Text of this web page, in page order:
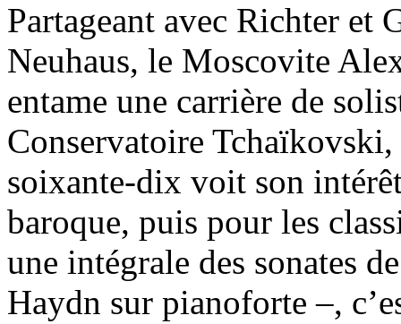
Partageant avec Richter et
Neuhaus, le Moscovite
entame une carrière de
Conservatoire
soixante-dix voit son
baroque, puis pour les
une intégrale des sonates
Haydn sur pianoforte –,